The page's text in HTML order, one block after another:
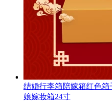
结婚行李箱陪嫁箱红色
娘嫁妆箱24寸